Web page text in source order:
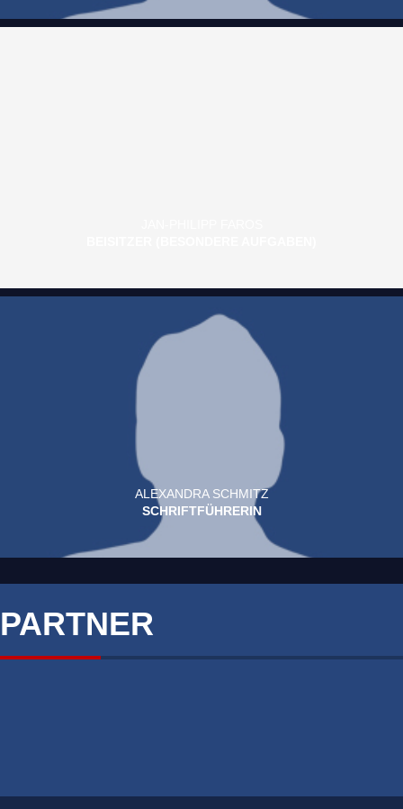
ALEXANDRA SCHMITZ
SCHRIFTFÜHRERIN
PARTNER